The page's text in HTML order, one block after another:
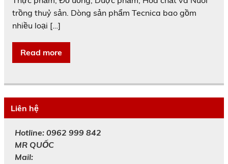
trồng thuỷ sản. Dòng sản phẩm Tecnica bao gồm
nhiều loại […]
Read more
Liên hệ
Hotline: 0962 999 842
MRQUỐC
Mail: